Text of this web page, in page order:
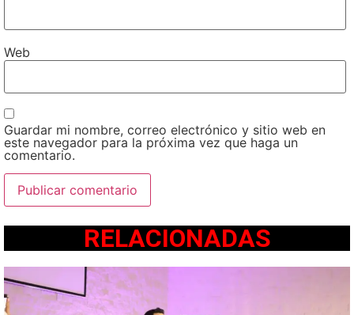
Web
Guardar mi nombre, correo electrónico y sitio web en
este navegador para la próxima vez que haga un
comentario.
RELACIONADAS